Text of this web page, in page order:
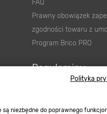
Polityka
niezbędne do poprawnego
FAQ
Prawny obowiązek
zgodności towaru z
Program Brico PRO
Regulaminy